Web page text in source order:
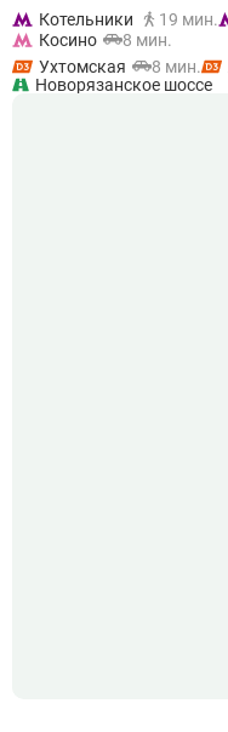
Котельники
19 мин.
Косино
8 мин.
Ухтомская
8 мин.
Новорязанское шоссе